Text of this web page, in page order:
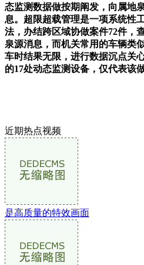
态监测数据做按期阐发，向属地
息。超限超载管理是一项系统性
法，办结跨区域协做案件72件，
泉源消息，而机关常用的车辆类
车时结果无限，进行数据沉点关
的17处动态监测设备，仅代表该
近期热点视频
是高质量的特效画面